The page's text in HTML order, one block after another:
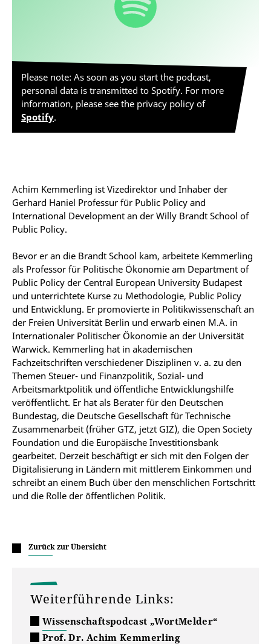
Please note: As soon as you start the podcast,
personal data is transmitted to Spotify. For more
information, please see the privacy policy of
Spotify.
Achim Kemmerling ist Vizedirektor und Inhaber der
Gerhard Haniel Professur für Public Policy and
International Development an der Willy Brandt School of
Public Policy.
Bevor er an die Brandt School kam, arbeitete Kemmerling
als Professor für Politische Ökonomie am Department of
Public Policy der Central European University Budapest
und unterrichtete Kurse zu Methodologie, Public Policy
und Entwicklung. Er promovierte in Politikwissenschaft an
der Freien Universität Berlin und erwarb einen M.A. in
Internationaler Politischer Ökonomie an der Universität
Warwick. Kemmerling hat in akademischen
Fachzeitschriften verschiedener Disziplinen v. a. zu den
Themen Steuer- und Finanzpolitik, Sozial- und
Arbeitsmarktpolitik und öffentliche Entwicklungshilfe
veröffentlicht. Er hat als Berater für den Deutschen
Bundestag, die Deutsche Gesellschaft für Technische
Zusammenarbeit (früher GTZ, jetzt GIZ), die Open Society
Foundation und die Europäische Investitionsbank
gearbeitet. Derzeit beschäftigt er sich mit den Folgen der
Digitalisierung in Ländern mit mittlerem Einkommen und
schreibt an einem Buch über den menschlichen Fortschritt
und die Rolle der öffentlichen Politik.
Zurück zur Übersicht
Weiterführende Links:
Wissenschaftspodcast „WortMelder“
Prof. Dr. Achim Kemmerling